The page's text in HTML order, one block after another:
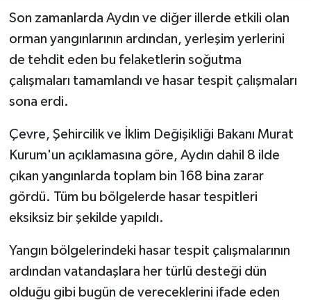
Son zamanlarda Aydın ve diğer illerde etkili olan
orman yangınlarının ardından, yerleşim yerlerini
de tehdit eden bu felaketlerin soğutma
çalışmaları tamamlandı ve hasar tespit çalışmaları
sona erdi.
Çevre, Şehircilik ve İklim Değişikliği Bakanı Murat
Kurum'un açıklamasına göre, Aydın dahil 8 ilde
çıkan yangınlarda toplam bin 168 bina zarar
gördü. Tüm bu bölgelerde hasar tespitleri
eksiksiz bir şekilde yapıldı.
Yangın bölgelerindeki hasar tespit çalışmalarının
ardından vatandaşlara her türlü desteği dün
olduğu gibi bugün de vereceklerini ifade eden